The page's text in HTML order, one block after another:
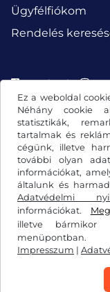
Ez a weboldal
Néhány cookie
statisztikák,
tartalmak és
cégünk, illetve
további olyan
információkat,
általunk és
Adatvédelmi
információkat.
illetve
menüpontban.
Impresszum |
Ügyfélfiókom
Rendelés
Facebook
Általános
Adatvédelmi